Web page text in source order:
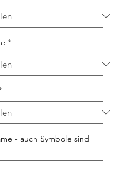
*
- auch Symbole sind